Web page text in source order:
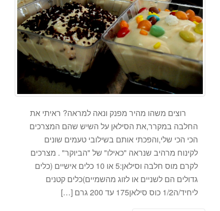
רוצים משהו מהיר מפנק ונאה למראה? ראיתי את
החלבה במקרר,את הסילאן על השיש שהם המצרכים
הכי הכי שלי,והפכתי אותם בשילובי טעמים שונים
לקינוח מרהיב שנראה "כאילו" של "הביוקר" . מצרכים
לקרם מוס חלבה וסילאן:5 או 10 כלים אישיים (כלים
גדולים הם לשניים או לזוג מהשמיים)כלים קטנים
ליחיד/ה1/2 כוס סילאן175 עד 200 גרם […]